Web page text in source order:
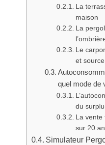
La
maison
La
Le
et
quel mode de
du
La vente
sur 20
Simulateur